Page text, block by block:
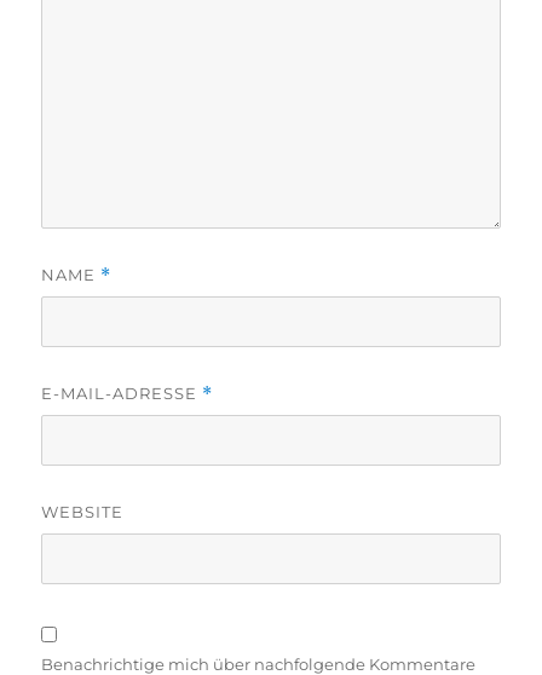
NAME *
E-MAIL-ADRESSE *
WEBSITE
Benachrichtige mich über nachfolgende Kommentare